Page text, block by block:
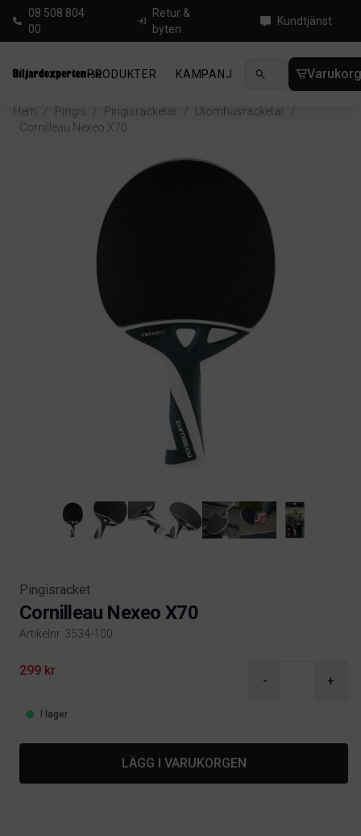
08 508 804
00
Retur &
byten
Kundtjänst
PRODUKTER KAMPANJ NYHETER
Hem / Pingis / Pingisracketar / Utomhusracketar
/
Cornilleau Nexeo X70
Pingisracket
Cornilleau Nexeo X70
Artikelnr. 3534-100
Product information
299 kr
- +
I lager
LÄGG I VARUKORGEN